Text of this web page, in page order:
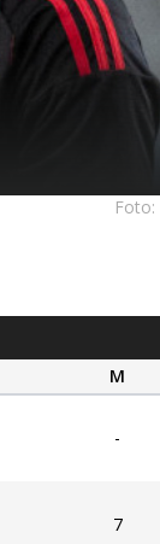
Foto:
M
-
7